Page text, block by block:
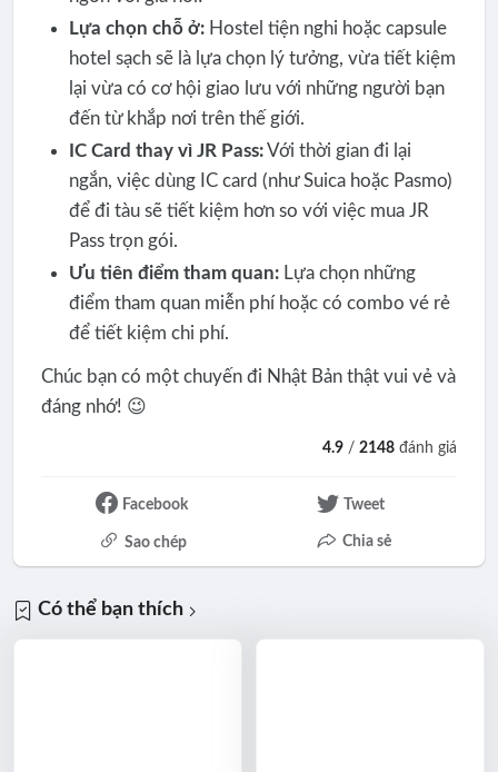
Lựa chọn chỗ ở:Hostel tiện nghi hoặc capsule
hotel sạch sẽ là lựa chọn lý tưởng, vừa tiết kiệm
lại vừa có cơ hội giao lưu với những người bạn
đến từ khắp nơi trên thế giới.
IC Card thay vì JR Pass:Với thời gian đi lại
ngắn, việc dùng IC card (như Suica hoặc Pasmo)
để đi tàu sẽ tiết kiệm hơn so với việc mua JR
Pass trọn gói.
Ưu tiên điểm tham quan:Lựa chọn những
điểm tham quan miễn phí hoặc có combo vé rẻ
để tiết kiệm chi phí.
Chúc bạn có một chuyến đi Nhật Bản thật vui vẻ và
đáng nhớ! 😉
4.9 /2148 đánh giá
Facebook Tweet
Sao chép Chia sẻ
Có thể bạn thích